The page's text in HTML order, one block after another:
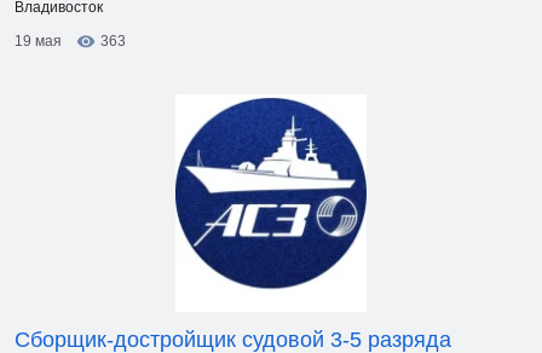
Владивосток
19 мая
363
Сборщик-достройщик судовой 3-5 разряда